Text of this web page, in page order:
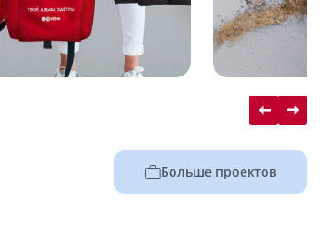
Больше проектов